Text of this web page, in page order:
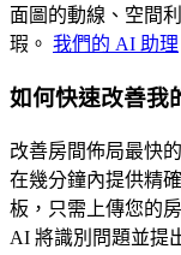
面圖的動線、空間
瑕。 我們的 AI 助理
如何快速改善我
改善房間佈局最快
在幾分鐘內提供精
板，只需上傳您的
AI 將識別問題並提